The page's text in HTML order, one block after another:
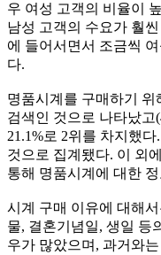
우 여성 고객의 비율이
남성 고객의 수요가 훨
에 들어서면서 조금씩
다.
명품시계를 구매하기
검색인 것으로 나타났고
21.1%로 2위를 차지했
것으로 집계됐다. 이 외
통해 명품시계에 대한
시계 구매 이유에 대해
물, 결혼기념일, 생일 등
우가 많았으며, 과거와